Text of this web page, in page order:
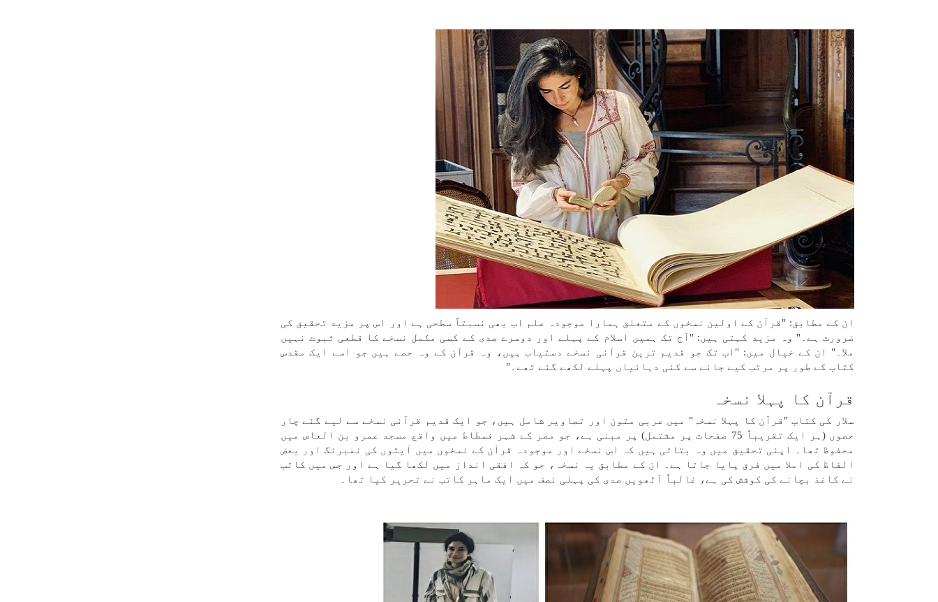
ان کے مطابق: "قرآن کے اولین نسخوں کے متعلق ہمارا موجودہ علم اب بھی نسبتاً سطحی ہے اور اس پر مزید تحقیق کی
ضرورت ہے۔" وہ مزید کہتی ہیں: "آج تک ہمیں اسلام کے پہلے اور دوسرے صدی کے کسی مکمل نسخے کا قطعی ثبوت نہیں
ملا۔" ان کے خیال میں: "اب تک جو قدیم ترین قرآنی نسخے دستیاب ہیں، وہ قرآن کے وہ حصے ہیں جو اسے ایک مقدس
کتاب کے طور پر مرتب کیے جانے سے کئی دہائیاں پہلے لکھے گئے تھے۔"
قرآن کا پہلا نسخہ
سلار کی کتاب "قرآن کا پہلا نسخہ" میں عربی متون اور تصاویر شامل ہیں، جو ایک قدیم قرآنی نسخے سے لیے گئے چار
حصوں (ہر ایک تقریباً 75 صفحات پر مشتمل) پر مبنی ہے، جو مصر کے شہر فسطاط میں واقع مسجد عمرو بن العاص میں
محفوظ تھا۔ اپنی تحقیق میں وہ بتاتی ہیں کہ اس نسخے اور موجودہ قرآن کے نسخوں میں آیتوں کی نمبرنگ اور بعض
الفاظ کی املا میں فرق پایا جاتا ہے۔ ان کے مطابق یہ نسخہ، جو کہ افقی انداز میں لکھا گیا ہے اور جس میں کاتب
نے کاغذ بچانے کی کوشش کی ہے، غالباً آٹھویں صدی کی پہلی نصف میں ایک ماہر کاتب نے تحریر کیا تھا۔